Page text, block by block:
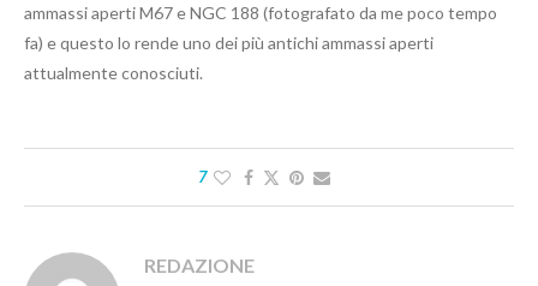
ammassi aperti M67 e NGC 188 (fotografato da me poco tempo
fa) e questo lo rende uno dei più antichi ammassi aperti
attualmente conosciuti.
7
REDAZIONE